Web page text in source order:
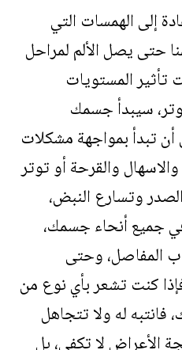
إلى الهمسات التي
حتى يصل الألم لمراحل
المستويات
سيبدأ جسمك
أن تبدأ بمواجهة مشكلات
والقرحة أو توتر
وتسارع النبض،
جميع أنحاء جسمك،
المفاصل، وحتى
كنت تشعر بأي نوع من
فانتبه له ولا تتجاهل